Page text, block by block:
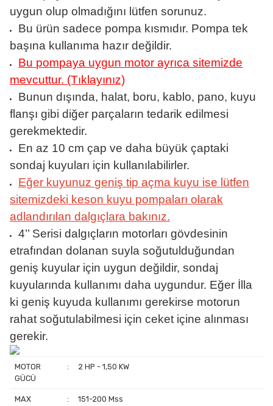
uygun olup olmadığını lütfen sorunuz.
Bu ürün sadece pompa kısmıdır. Pompa tek
başına kullanıma hazır değildir.
Bu pompaya uygun motor ayrıca sitemizde
mevcuttur. (Tıklayınız)
Bunun dışında, halat, boru, kablo, pano, kuyu
flanşı gibi diğer parçaların tedarik edilmesi
gerekmektedir.
En az 10 cm çap ve daha büyük çaptaki
sondaj kuyuları için kullanılabilirler.
Eğer kuyunuz geniş tip açma kuyu ise lütfen
sitemizdeki keson kuyu pompaları olarak
adlandırılan dalgıçlara bakınız.
4’’ Serisi dalgıçların motorları gövdesinin
etrafından dolanan suyla soğutulduğundan
geniş kuyular için uygun değildir, sondaj
kuyularında kullanımı daha uygundur. Eğer İlla
ki geniş kuyuda kullanımı gerekirse motorun
rahat soğutulabilmesi için ceket içine alınması
gerekir.
MOTOR
GÜCÜ
: 2 HP - 1,50 KW
MAX
: 151-200 Mss